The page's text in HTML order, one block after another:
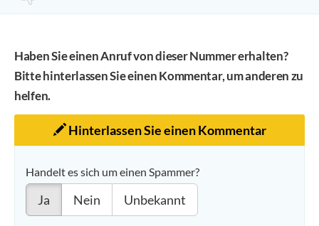
Haben Sie einen Anruf von dieser Nummer erhalten?
Bitte hinterlassen Sie einen Kommentar, um anderen zu
helfen.
Hinterlassen Sie einen Kommentar
Handelt es sich um einen Spammer?
Ja Nein Unbekannt